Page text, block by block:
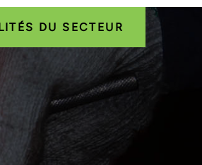
DU SECTEUR